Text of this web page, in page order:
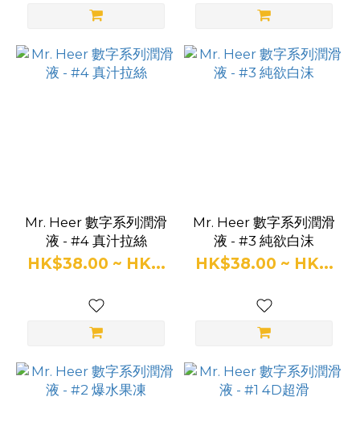
Mr. Heer 數字系列潤滑
液 - #4 真汁拉絲
HK$38.00 ~ HK...
Mr. Heer 數字系列潤滑
液 - #3 純欲白沫
HK$38.00 ~ HK...